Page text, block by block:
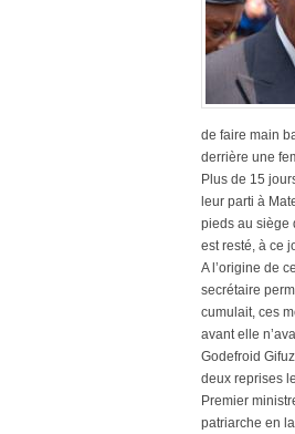
de faire main
derrière une
Plus de 15
leur parti à
pieds au siège
est resté, à ce
A l’origine de
secrétaire
cumulait, ces
avant elle
Godefroid
deux reprises
Premier
patriarche en